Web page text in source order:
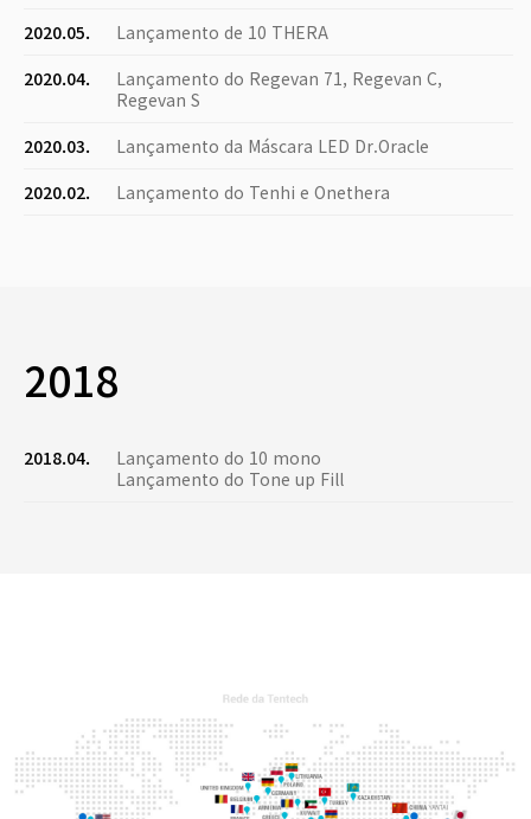
2020.05.
Lançamento de 10 THERA
2020.04.
Lançamento do Regevan 71, Regevan C,
Regevan S
2020.03.
Lançamento da Máscara LED Dr.Oracle
2020.02.
Lançamento do Tenhi e Onethera
2018
2018.04.
Lançamento do 10 mono
Lançamento do Tone up Fill